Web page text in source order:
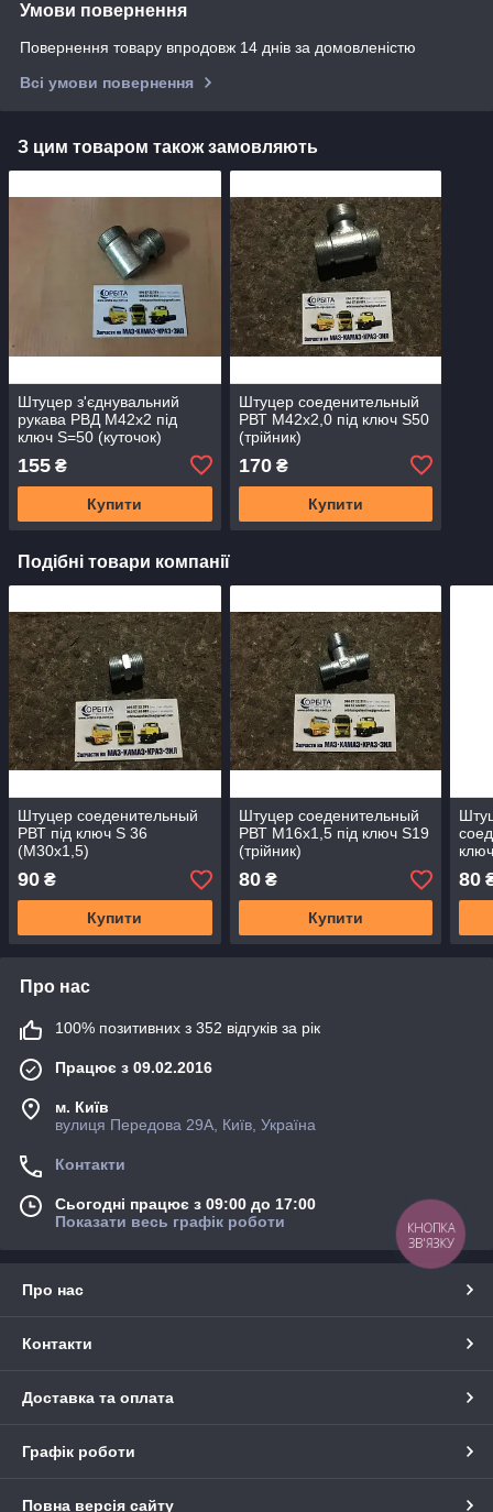
Умови повернення
Повернення товару впродовж 14 днів за домовленістю
Всі умови повернення
З цим товаром також замовляють
Штуцер з'єднувальний
рукава РВД М42х2 під
ключ S=50 (куточок)
155 ₴
Купити
Штуцер соеденительный
РВТ М42х2,0 під ключ S50
(трійник)
170₴
Купити
Подібні товари компанії
Штуцер соеденительный
РВТ під ключ S 36
(М30х1,5)
90 ₴
Купити
Штуцер соеденительный
РВТ М16х1,5 під ключ S19
(трійник)
80₴
Купити
80
Про нас
100% позитивних з 352 відгуків за рік
Працює з 09.02.2016
м. Київ
вулиця Передова 29А, Київ, Україна
Контакти
Сьогодні працює з 09:00 до 17:00
Показати весь графік роботи
Про нас
Контакти
Доставка та оплата
Графік роботи
Повна версія сайту
КНОПКА
ЗВ'ЯЗКУ